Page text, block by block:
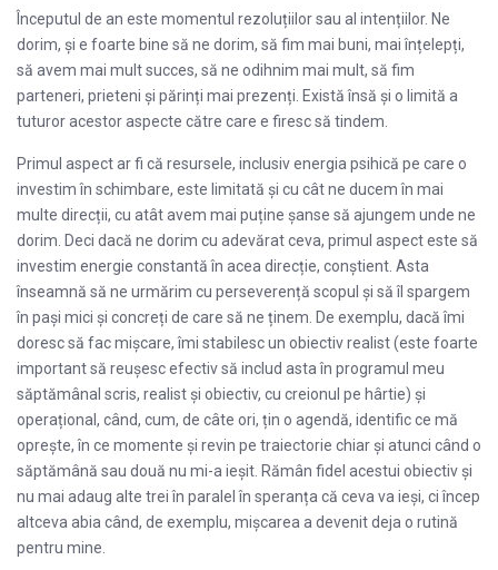
Începutul de an este momentul rezoluțiilor sau al intențiilor. Ne
dorim, și e foarte bine să ne dorim, să fim mai buni, mai înțelepți,
să avem mai mult succes, să ne odihnim mai mult, să fim
parteneri, prieteni și părinți mai prezenți. Există însă și o limită a
tuturor acestor aspecte către care e firesc să tindem.
Primul aspect ar fi că resursele, inclusiv energia psihică pe care o
investim în schimbare, este limitată și cu cât ne ducem în mai
multe direcții, cu atât avem mai puține șanse să ajungem unde ne
dorim. Deci dacă ne dorim cu adevărat ceva, primul aspect este să
investim energie constantă în acea direcție, conștient. Asta
înseamnă să ne urmărim cu perseverență scopul și să îl spargem
în pași mici și concreți de care să ne ținem. De exemplu, dacă îmi
doresc să fac mișcare, îmi stabilesc un obiectiv realist (este foarte
important să reușesc efectiv să includ asta în programul meu
săptămânal scris, realist și obiectiv, cu creionul pe hârtie) și
operațional, când, cum, de câte ori, țin o agendă, identific ce mă
oprește, în ce momente și revin pe traiectorie chiar și atunci când o
săptămână sau două nu mi-a ieșit. Rămân fidel acestui obiectiv și
nu mai adaug alte trei în paralel în speranța că ceva va ieși, ci încep
altceva abia când, de exemplu, mișcarea a devenit deja o rutină
pentru mine.